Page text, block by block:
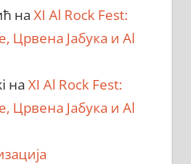
на XI Al Rock Fest:
Црвена Јабука и Al
на XI Al Rock Fest:
Црвена Јабука и Al